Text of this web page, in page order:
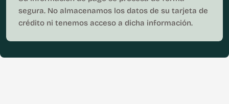
segura. No almacenamos los datos de su tarjeta de
crédito ni tenemos acceso a dicha información.